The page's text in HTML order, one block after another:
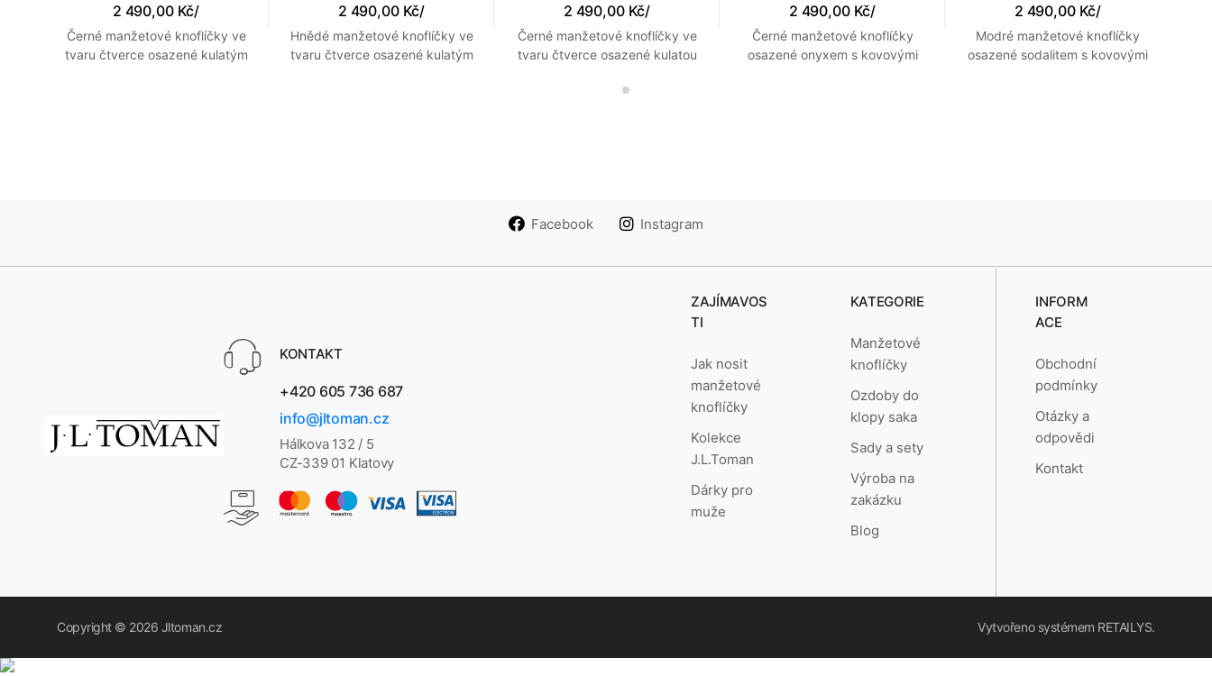
2 490,00 Kč/
Černé manžetové knoflíčky ve
tvaru čtverce osazené kulatým
2 490,00 Kč/
Hnědé manžetové knoflíčky ve
tvaru čtverce osazené kulatým
2 490,00 Kč/
Černé manžetové knoflíčky ve
tvaru čtverce osazené kulatou
2 490,00 Kč/
Černé manžetové knoflíčky
osazené onyxem s kovovými
2 490,00 Kč/
Modré manžetové knoflíčky
osazené sodalitem s kovovými
Facebook Instagram
KONTAKT
+420 605 736 687
info@jltoman.cz
Hálkova 132 / 5
CZ-339 01 Klatovy
ZAJÍMAVOS
TI
Jak nosit
manžetové
knoflíčky
Kolekce
J.L.Toman
Dárky pro
muže
KATEGORIE
Manžetové
knoflíčky
Ozdoby do
klopy saka
Sady a sety
Výroba na
zakázku
Blog
INFORM
ACE
Obchodní
podmínky
Otázky a
odpovědi
Kontakt
Copyright © 2026 Jltoman.cz Vytvořeno systémem RETAILYS.